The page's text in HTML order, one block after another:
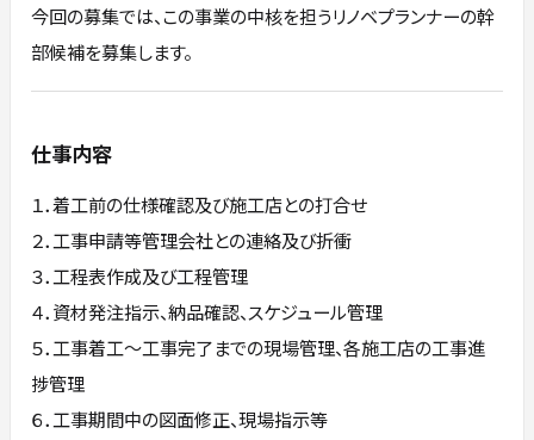
今回の募集では、この事業の中核を担うリノベプランナーの幹
部候補を募集します。
仕事内容
１．着工前の仕様確認及び施工店との打合せ
２．工事申請等管理会社との連絡及び折衝
３．工程表作成及び工程管理
４．資材発注指示、納品確認、スケジュール管理
５．工事着工～工事完了までの現場管理、各施工店の工事進
捗管理
６．工事期間中の図面修正、現場指示等